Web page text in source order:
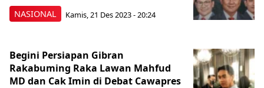
NASIONAL Kamis, 21 Des 2023 - 20:24
Begini Persiapan Gibran
Rakabuming Raka Lawan Mahfud
MD dan Cak Imin di Debat Cawapres